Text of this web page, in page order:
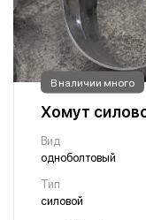
В наличии много
Хомут
Вид
одноболтовый
Тип
силовой